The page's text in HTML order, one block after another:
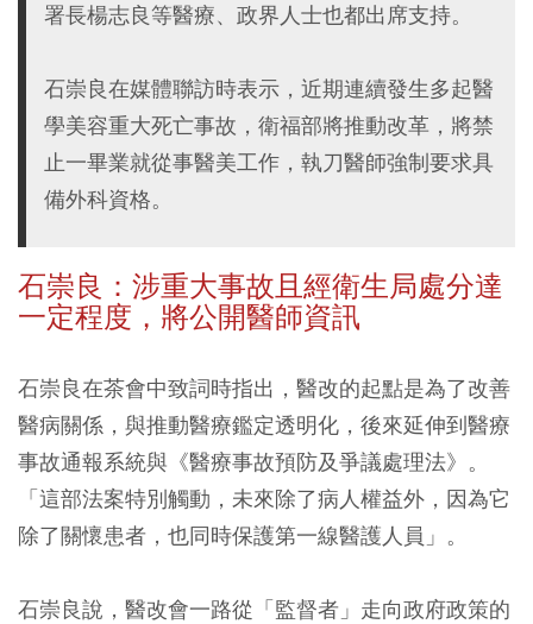
署長楊志良等醫療、政界人士也都出席支持。
石崇良在媒體聯訪時表示，近期連續發生多起醫
學美容重大死亡事故，衛福部將推動改革，將禁
止一畢業就從事醫美工作，執刀醫師強制要求具
備外科資格。
石崇良：涉重大事故且經衛生局處分達
一定程度，將公開醫師資訊
石崇良在茶會中致詞時指出，醫改的起點是為了改善
醫病關係，與推動醫療鑑定透明化，後來延伸到醫療
事故通報系統與《醫療事故預防及爭議處理法》。
「這部法案特別觸動，未來除了病人權益外，因為它
除了關懷患者，也同時保護第一線醫護人員」。
石崇良說，醫改會一路從「監督者」走向政府政策的